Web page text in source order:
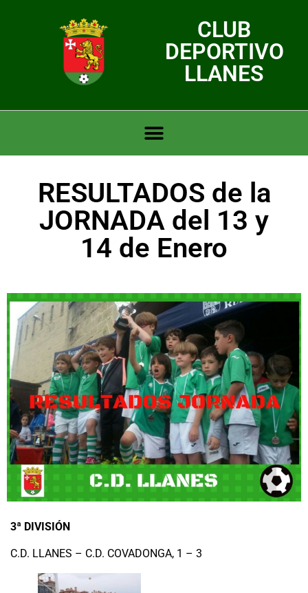
CLUB
DEPORTIVO
LLANES
RESULTADOS de la
JORNADA del 13 y
14 de Enero
3ª DIVISIÓN
C.D. LLANES – C.D. COVADONGA, 1 – 3